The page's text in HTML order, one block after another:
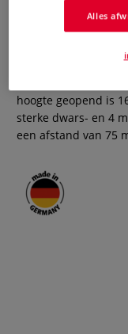
heeft 30 leggers
hoogte geopend is
sterke dwars- en 4
een afstand van 75
Alles